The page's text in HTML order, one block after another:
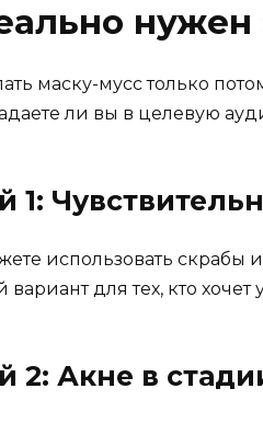
нужен
маску-мусс только
ли вы в целевую
1:
использовать
для тех, кто
2: Акне в